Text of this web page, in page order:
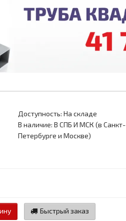
Доступность: На складе
В наличие: В СПБ И МСК (в Санкт-
Петербурге и Москве)
Быстрый заказ